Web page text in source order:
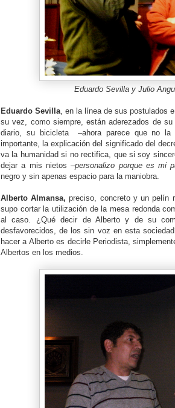
Eduardo Sevilla y Julio
Eduardo Sevilla, en la línea de sus postulados
su vez, como siempre, están aderezados de
diario, su bicicleta –ahora parece que no
importante, la explicación del significado del
va la humanidad si no rectifica, que si soy
dejar a mis nietos–personalizo porque es mi
negro y sin apenas espacio para la maniobra.
Alberto Almansa, preciso, concreto y un pelín
supo cortar la utilización de la mesa redonda
al caso. ¿Qué decir de Alberto y de su
desfavorecidos, de los sin voz en esta
hacer a Alberto es decirle Periodista,
Albertos en los medios.